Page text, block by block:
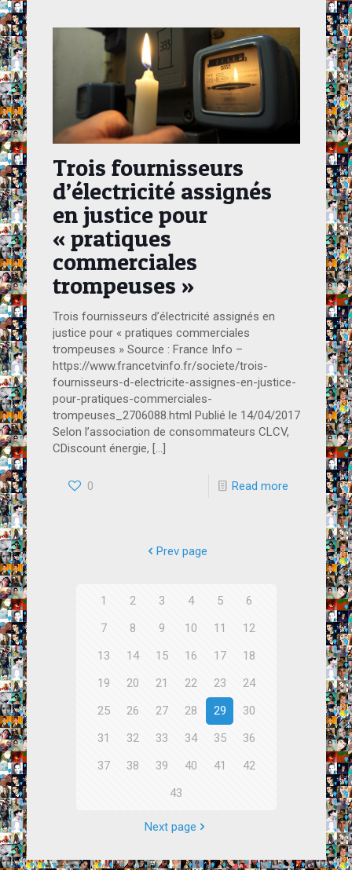
Trois fournisseurs
d’électricité assignés
en justice pour
« pratiques
commerciales
trompeuses »
Trois fournisseurs d’électricité assignés en
justice pour « pratiques commerciales
trompeuses » Source : France Info –
https://www.francetvinfo.fr/societe/trois-
fournisseurs-d-electricite-assignes-en-justice-
pour-pratiques-commerciales-
trompeuses_2706088.html Publié le 14/04/2017
Selon l’association de consommateurs CLCV,
CDiscount énergie, […]
0 Read more
Prev page
1 2 3 4 5
6
7
8 9 10 11
12
13
14 15 16 17
18
19
20 21 22 23
24
25
26 27 28 29
30
31
32 33 34 35
36
37
38 39 40 41
42
43
Next page